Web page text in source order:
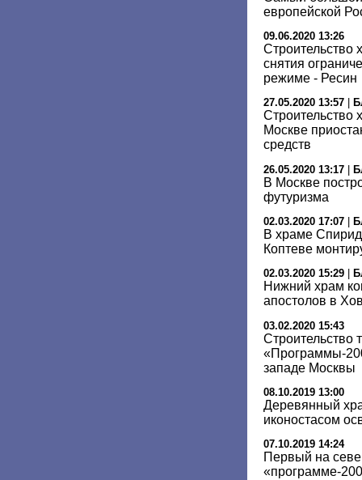
европейской
09.06.2020 13:26
Cтроительство
снятия
режиме - Ресин
27.05.2020 13:57
Строительство
Москве
средств
26.05.2020 13:17 |
В Москве
футуризма
02.03.2020 17:07
В храме
Коптеве
02.03.2020 15:29
Нижний храм
апостолов в
03.02.2020 15:43
Строительство
«Программы-
западе Москвы
08.10.2019 13:00
Деревянный
иконостасом
07.10.2019 14:24
Первый на
«программе-